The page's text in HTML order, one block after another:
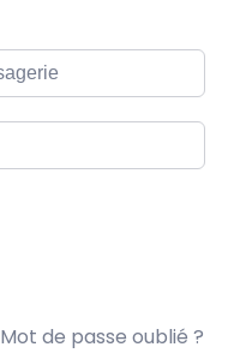
Mot de passe oublié ?